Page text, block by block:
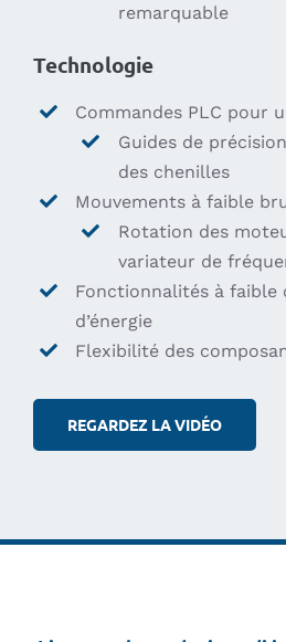
remarquable
Technologie
Commandes PLC pour
Guides de
des chenilles
Mouvements à faible
Rotation des
variateur de
Fonctionnalités à faible
d’énergie
Flexibilité des
REGARDEZ LA VIDÉO